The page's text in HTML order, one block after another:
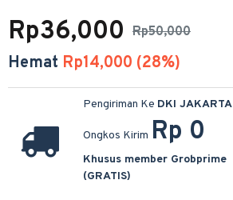
Rp50,000
Rp36,000
Hemat Rp14,000 (28%)
Pengiriman Ke DKI JAKARTA
Ongkos Kirim Rp 0
Khusus member Grobprime
(GRATIS)